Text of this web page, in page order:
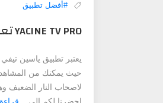
#أفضل تطبيق
YACINE TV PRO تعرف على تطبيق
يعتبر تطبيق ياسين
حيث يمكنك من
لاصحاب النار الضعيف